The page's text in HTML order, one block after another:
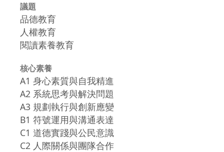
議題
品德教育
人權教育
閱讀素養教育
核心素養
A1 身心素質與自我精進
A2 系統思考與解決問題
A3 規劃執行與創新應變
B1 符號運用與溝通表達
C1 道德實踐與公民意識
C2 人際關係與團隊合作